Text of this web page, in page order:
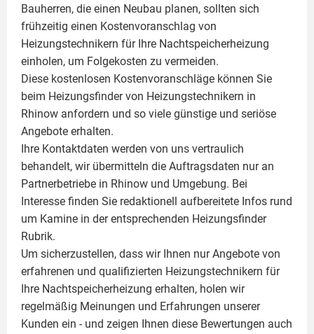
Bauherren, die einen Neubau planen, sollten sich
frühzeitig einen Kostenvoranschlag von
Heizungstechnikern für Ihre Nachtspeicherheizung
einholen, um Folgekosten zu vermeiden.
Diese kostenlosen Kostenvoranschläge können Sie
beim Heizungsfinder von Heizungstechnikern in
Rhinow anfordern und so viele günstige und seriöse
Angebote erhalten.
Ihre Kontaktdaten werden von uns vertraulich
behandelt, wir übermitteln die Auftragsdaten nur an
Partnerbetriebe in Rhinow und Umgebung. Bei
Interesse finden Sie redaktionell aufbereitete Infos rund
um Kamine in der entsprechenden Heizungsfinder
Rubrik.
Um sicherzustellen, dass wir Ihnen nur Angebote von
erfahrenen und qualifizierten Heizungstechnikern für
Ihre Nachtspeicherheizung erhalten, holen wir
regelmäßig Meinungen und Erfahrungen unserer
Kunden ein - und zeigen Ihnen diese Bewertungen auch